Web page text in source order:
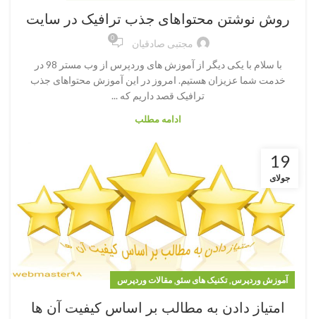
روش نوشتن محتواهای جذب ترافیک در سایت
مجتبی صادقیان 0
با سلام با یکی دیگر از آموزش های وردپرس از وب مستر 98 در
خدمت شما عزیزان هستیم. امروز در این آموزش محتواهای جذب
ترافیک قصد داریم که ...
ادامه مطلب
19
جولای
آموزش وردپرس,تکنیک های سئو, مقالات وردپرس
امتیاز دادن به مطالب بر اساس کیفیت آن ها